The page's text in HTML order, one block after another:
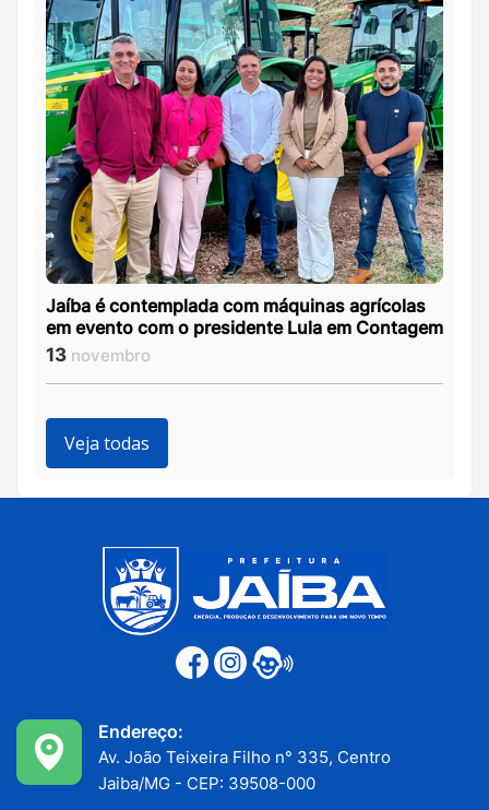
Jaíba é contemplada com máquinas agrícolas
em evento com o presidente Lula em Contagem
13 novembro
Veja todas
Endereço:
Av. João Teixeira Filho n° 335, Centro
Jaiba/MG - CEP: 39508-000